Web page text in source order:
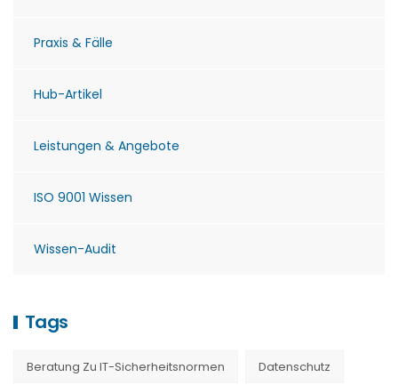
Praxis & Fälle
Hub-Artikel
Leistungen & Angebote
ISO 9001 Wissen
Wissen-Audit
Tags
Beratung Zu IT-Sicherheitsnormen Datenschutz